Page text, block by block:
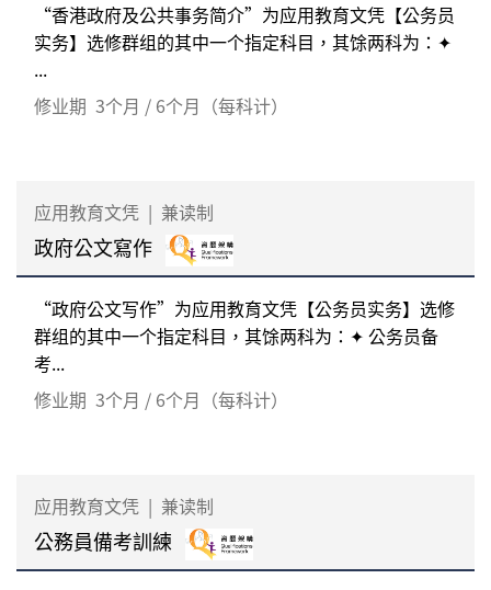
“香港政府及公共事务简介”为应用教育文凭【公务员
实务】选修群组的其中一个指定科目，其馀两科为：✦
...
修业期 3个月 / 6个月（每科计）
应用教育文凭 | 兼读制
政府公文寫作
“政府公文写作”为应用教育文凭【公务员实务】选修
群组的其中一个指定科目，其馀两科为：✦ 公务员备
考...
修业期 3个月 / 6个月（每科计）
应用教育文凭 | 兼读制
公務員備考訓練